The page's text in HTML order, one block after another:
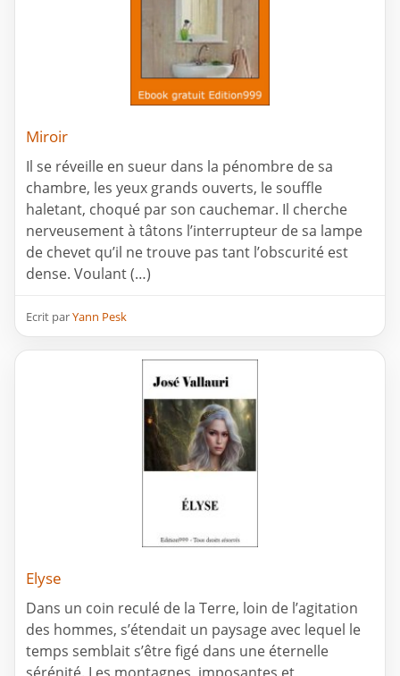
Miroir
Il se réveille en sueur dans la pénombre de sa
chambre, les yeux grands ouverts, le souffle
haletant, choqué par son cauchemar. Il cherche
nerveusement à tâtons l’interrupteur de sa lampe
de chevet qu’il ne trouve pas tant l’obscurité est
dense. Voulant (…)
Ecrit parYann Pesk
Elyse
Dans un coin reculé de la Terre, loin de l’agitation
des hommes, s’étendait un paysage avec lequel le
temps semblait s’être figé dans une éternelle